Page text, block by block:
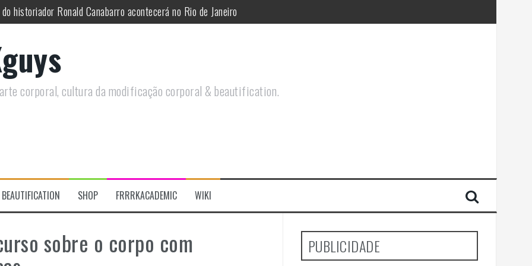
historiador Ronald Canabarro acontecerá no Rio de Janeiro
em Agosto e discutirá questões LGBTQIAPN+ e Modificações Corporais
modificações corporais e anarquia em encontro online
saiba como você pode ajudar duas ações que estão a ocorrer
a celebração do Orgulho Freak no Chile
corporal, cultura da modificação corporal & beautification.
BEAUTIFICATION SHOP FRRRKACADEMIC WIKI
sobre o corpo com PUBLICIDADE